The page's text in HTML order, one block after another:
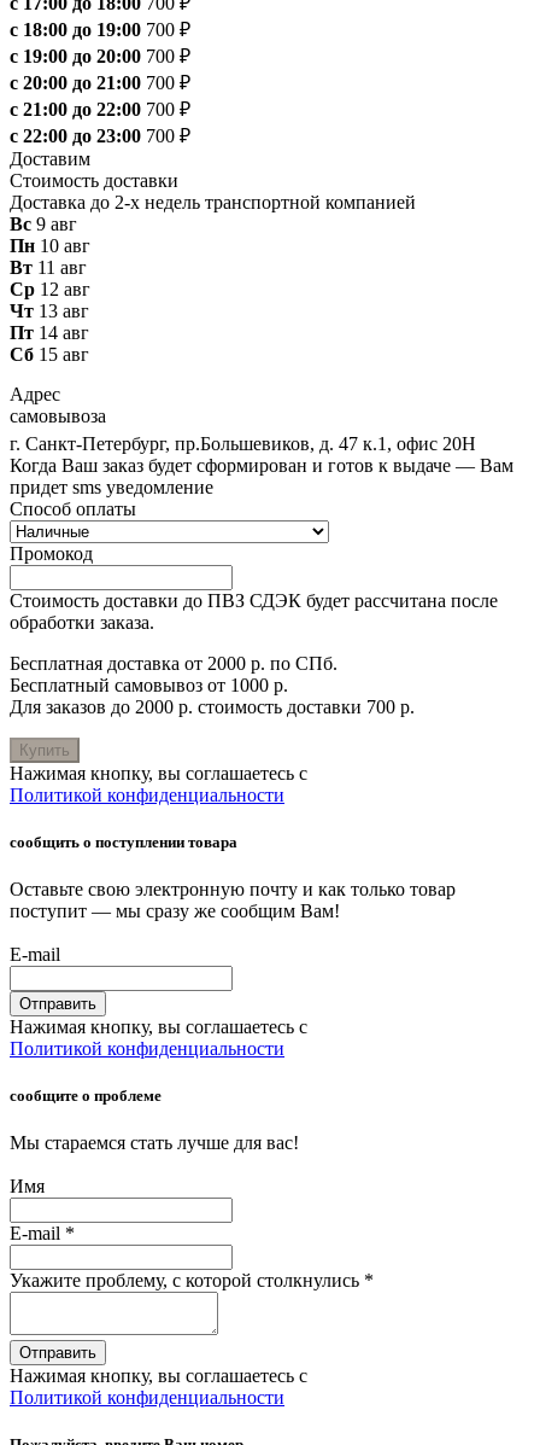
с 18:00 до 19:00 700 ₽
с 19:00 до 20:00 700 ₽
с 20:00 до 21:00 700 ₽
с 21:00 до 22:00 700 ₽
с 22:00 до 23:00 700 ₽
Доставим
Стоимость доставки
Доставка до 2-х недель транспортной компанией
Вс 9 авг
Пн 10 авг
Вт 11 авг
Ср 12 авг
Чт 13 авг
Пт 14 авг
Сб 15 авг
Адрес
самовывоза
г. Санкт-Петербург, пр.Большевиков, д. 47 к.1, офис 20Н
Когда Ваш заказ будет сформирован и готов к выдаче — Вам
придет sms уведомление
Способ оплаты
Промокод
Стоимость доставки до ПВЗ СДЭК будет рассчитана после
обработки заказа.
Бесплатная доставка от 2000 р. по СПб.
Бесплатный самовывоз от 1000 р.
Для заказов до 2000 р. стоимость доставки 700 р.
Купить
Нажимая кнопку, вы соглашаетесь с
Политикой конфиденциальности
сообщить о поступлении товара
Оставьте свою электронную почту и как только товар
поступит — мы сразу же сообщим Вам!
E-mail
Отправить
Нажимая кнопку, вы соглашаетесь с
Политикой конфиденциальности
сообщите о проблеме
Мы стараемся стать лучше для вас!
Имя
E-mail *
Укажите проблему, с которой столкнулись *
Отправить
Нажимая кнопку, вы соглашаетесь с
Политикой конфиденциальности